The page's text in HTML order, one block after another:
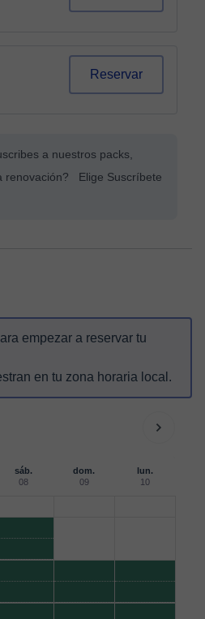
Reservar
a nuestros packs,
renovación? Elige Suscríbete
empezar a reservar tu
en tu zona horaria local.
sáb.
08
dom.
09
lun.
10